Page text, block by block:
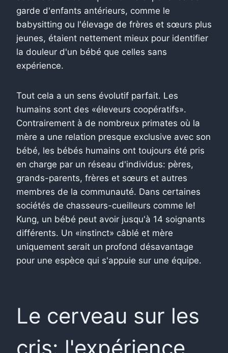
garde d'enfants antérieurs, comme le
babysitting ou l'élevage de frères et sœurs plus
jeunes, étaient nettement mieux pour identifier
la douleur d'un bébé que celles sans
expérience.
Tout cela a un sens évolutif parfait. Les
humains sont des «éleveurs coopératifs».
Contrairement à de nombreux primates où la
mère a une relation presque exclusive avec son
bébé, les bébés humains ont toujours été pris
en charge par un réseau d'individus: pères,
grands-parents, frères et sœurs et autres
membres de la communauté. Dans certaines
sociétés de chasseurs-cueilleurs comme le!
Kung, un bébé peut avoir jusqu'à 14 soignants
différents. Un «instinct» câblé et mère
uniquement serait un profond désavantage
pour une espèce qui s'appuie sur une équipe.
Le cerveau sur les
cris: l'expérience